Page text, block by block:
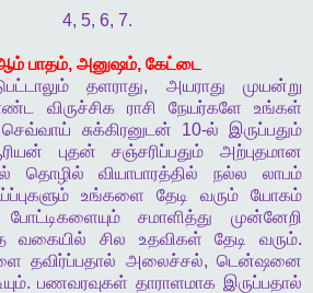
4, 5, 6, 7.
பாதம், அனுஷம், கேட்டை
தளராது, அயராது
முயன்று
விருச்சிக ராசி நேயர்களே
உங்கள்
செவ்வாய் சுக்கிரனுடன் 10-ல்
இருப்பதும்
புதன் சஞ்சரிப்பதும்
அற்புதமான
தொழில் வியாபாரத்தில் நல்ல
லாபம்
உங்களை தேடி வரும்
யோகம்
போட்டிகளையும் சமாளித்து
முன்னேறி
வகையில் சில உதவிகள் தேடி வரும்.
தவிர்ப்பதால் அலைச்சல், டென்ஷனை
.பணவரவுகள் தாராளமாக இருப்பதால்